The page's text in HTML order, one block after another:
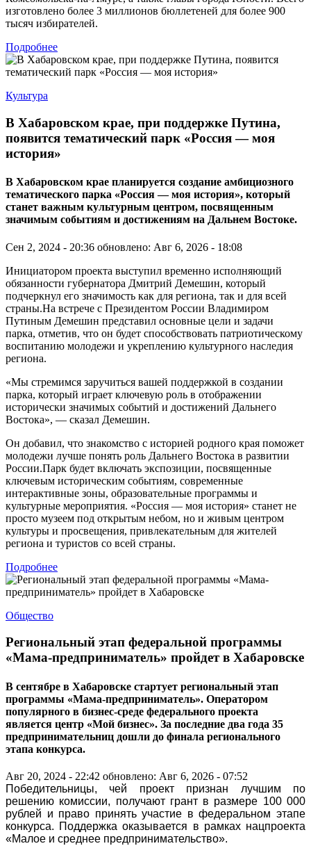
изготовлено более 3 миллионов бюллетеней для более 900
тысяч избирателей.
Подробнее
Культура
В Хабаровском крае, при поддержке Путина,
появится тематический парк «Россия — моя
история»
В Хабаровском крае планируется создание амбициозного
тематического парка «Россия — моя история», который
станет важным культурным центром, посвященным
значимым событиям и достижениям на Дальнем Востоке.
Сен 2, 2024 - 20:36 обновлено: Авг 6, 2026 - 18:08
Инициатором проекта выступил временно исполняющий
обязанности губернатора Дмитрий Демешин, который
подчеркнул его значимость как для региона, так и для всей
страны.На встрече с Президентом России Владимиром
Путиным Демешин представил основные цели и задачи
парка, отметив, что он будет способствовать патриотическому
воспитанию молодежи и укреплению культурного наследия
региона.
«Мы стремимся заручиться вашей поддержкой в создании
парка, который играет ключевую роль в отображении
исторически значимых событий и достижений Дальнего
Востока», — сказал Демешин.
Он добавил, что знакомство с историей родного края поможет
молодежи лучше понять роль Дальнего Востока в развитии
России.Парк будет включать экспозиции, посвященные
ключевым историческим событиям, современные
интерактивные зоны, образовательные программы и
культурные мероприятия. «Россия — моя история» станет не
просто музеем под открытым небом, но и живым центром
культуры и просвещения, привлекательным для жителей
региона и туристов со всей страны.
Подробнее
Общество
Региональный этап федеральной программы
«Мама-предприниматель» пройдет в Хабаровске
В сентябре в Хабаровске стартует региональный этап
программы «Мама-предприниматель». Оператором
популярного в бизнес-среде федерального проекта
является центр «Мой бизнес». За последние два года 35
предпринимательниц дошли до финала регионального
этапа конкурса.
Авг 20, 2024 - 22:42 обновлено: Авг 6, 2026 - 07:52
Победительницы, чей проект признан лучшим по
решению комиссии, получают грант в размере 100 000
рублей и право принять участие в федеральном этапе
конкурса. Поддержка оказывается в рамках нацпроекта
«Малое и среднее предпринимательство».